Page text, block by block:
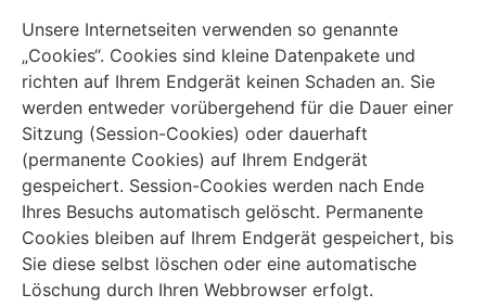
Unsere Internetseiten verwenden so genannte
„Cookies“. Cookies sind kleine Datenpakete und
richten auf Ihrem Endgerät keinen Schaden an. Sie
werden entweder vorübergehend für die Dauer einer
Sitzung (Session-Cookies) oder dauerhaft
(permanente Cookies) auf Ihrem Endgerät
gespeichert. Session-Cookies werden nach Ende
Ihres Besuchs automatisch gelöscht. Permanente
Cookies bleiben auf Ihrem Endgerät gespeichert, bis
Sie diese selbst löschen oder eine automatische
Löschung durch Ihren Webbrowser erfolgt.